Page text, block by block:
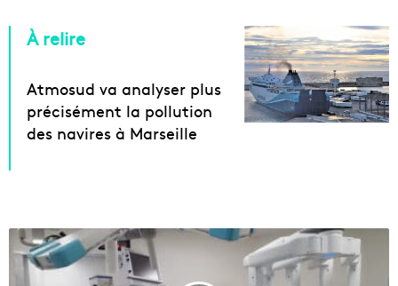
À relire
Atmosud va analyser plus
précisément la pollution
des navires à Marseille
U
n
n